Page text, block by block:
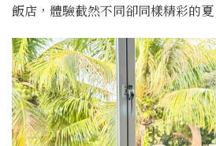
飯店，體驗截然不同卻同樣精彩的夏